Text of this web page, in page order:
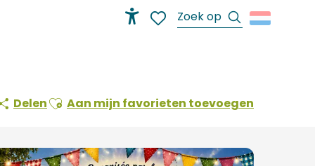
Zoek op
DelenAjouter aux favoris
Aan mijn favorieten toevoegen